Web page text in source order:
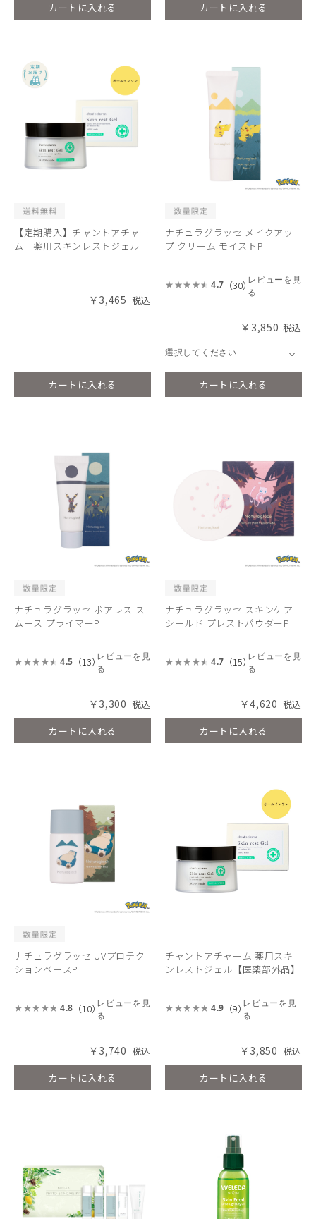
カートに入れる カートに入れる
【定期購入】チャントアチャー
ム 薬用スキンレストジェル
￥3,465
カートに入れる
ナチュラグラッセ メイクアッ
プ クリーム モイストP
4.7 （30） レビューを見
る
￥3,850
選択してください
カートに入れる
ナチュラグラッセ ポアレス ス
ムース プライマーP
4.5 （13） レビューを見
る
￥3,300
カートに入れる
ナチュラグラッセ スキンケア
シールド プレストパウダーP
4.7 （15） レビューを見
る
￥4,620
カートに入れる
ナチュラグラッセ UVプロテク
ションベースP
4.8 （10） レビューを見
る
￥3,740
カートに入れる
チャントアチャーム 薬用スキ
ンレストジェル【医薬部外品】
4.9 （9） レビューを見
る
￥3,850
カートに入れる